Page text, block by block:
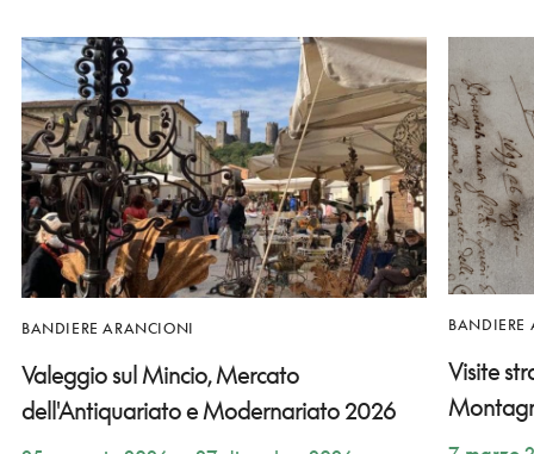
BANDIERE ARANCIONI
Valeggio sul Mincio, Mercato
dell'Antiquariato e Modernariato 2026
BANDIERE
Visite